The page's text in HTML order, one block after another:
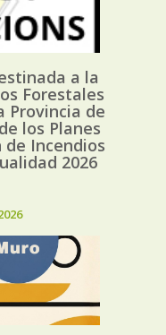
a la
Forestales
Provincia de
los Planes
de Incendios
2026